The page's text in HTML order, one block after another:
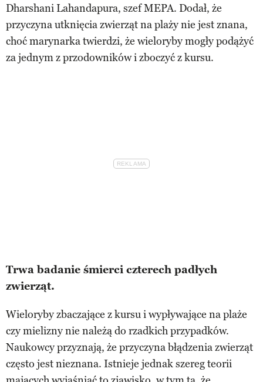
Dharshani Lahandapura, szef MEPA. Dodał, że
przyczyna utknięcia zwierząt na plaży nie jest znana,
choć marynarka twierdzi, że wieloryby mogły podążyć
za jednym z przodowników i zboczyć z kursu.
Trwa badanie śmierci czterech padłych
zwierząt.
Wieloryby zbaczające z kursu i wypływające na plaże
czy mielizny nie należą do rzadkich przypadków.
Naukowcy przyznają, że przyczyna błądzenia zwierząt
często jest nieznana. Istnieje jednak szereg teorii